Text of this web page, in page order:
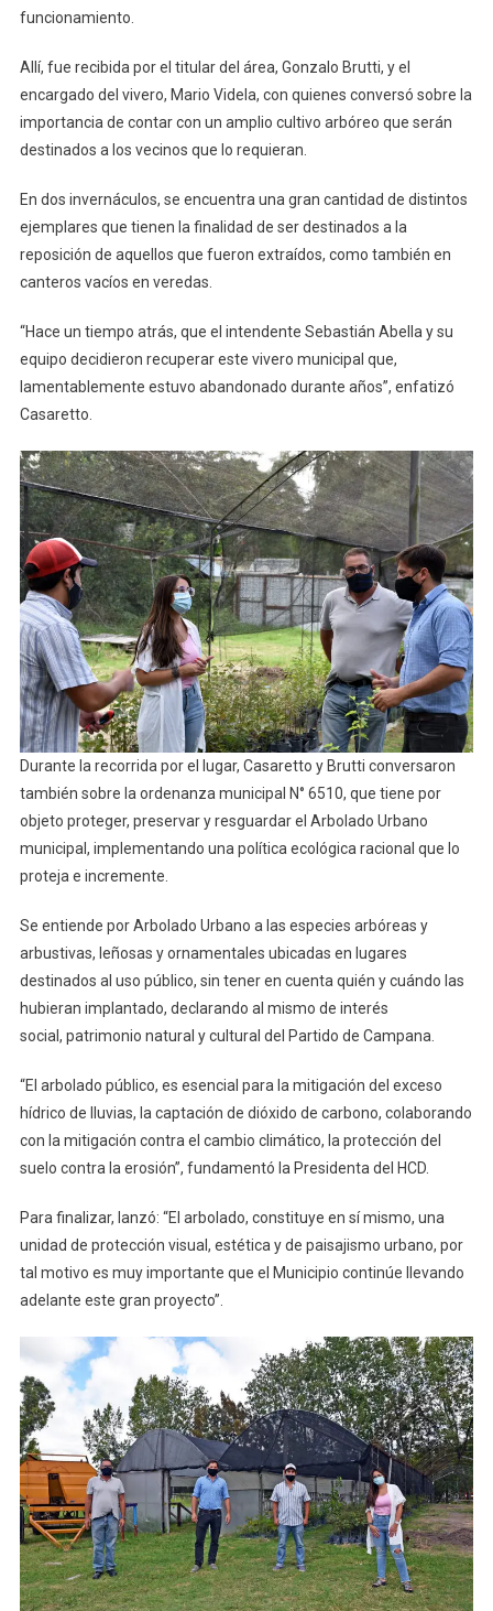
funcionamiento.
Allí, fue recibida por el titular del área, Gonzalo Brutti, y el
encargado del vivero, Mario Videla, con quienes conversó sobre la
importancia de contar con un amplio cultivo arbóreo que serán
destinados a los vecinos que lo requieran.
En dos invernáculos, se encuentra una gran cantidad de distintos
ejemplares que tienen la finalidad de ser destinados a la
reposición de aquellos que fueron extraídos, como también en
canteros vacíos en veredas.
“Hace un tiempo atrás, que el intendente Sebastián Abella y su
equipo decidieron recuperar este vivero municipal que,
lamentablemente estuvo abandonado durante años”, enfatizó
Casaretto.
Durante la recorrida por el lugar, Casaretto y Brutti conversaron
también sobre la ordenanza municipal N° 6510, que tiene por
objeto proteger, preservar y resguardar el Arbolado Urbano
municipal, implementando una política ecológica racional que lo
proteja e incremente.
Se entiende por Arbolado Urbano a las especies arbóreas y
arbustivas, leñosas y ornamentales ubicadas en lugares
destinados al uso público, sin tener en cuenta quién y cuándo las
hubieran implantado, declarando al mismo de interés
social, patrimonio natural y cultural del Partido de Campana.
“El arbolado público, es esencial para la mitigación del exceso
hídrico de lluvias, la captación de dióxido de carbono, colaborando
con la mitigación contra el cambio climático, la protección del
suelo contra la erosión”, fundamentó la Presidenta del HCD.
Para finalizar, lanzó: “El arbolado, constituye en sí mismo, una
unidad de protección visual, estética y de paisajismo urbano, por
tal motivo es muy importante que el Municipio continúe llevando
adelante este gran proyecto”.